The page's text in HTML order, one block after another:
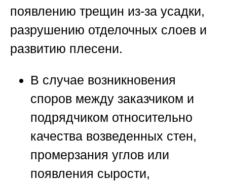
появлению трещин из-за усадки,
разрушению отделочных слоев и
развитию плесени.
В случае возникновения
споров между заказчиком и
подрядчиком относительно
качества возведенных стен,
промерзания углов или
появления сырости,